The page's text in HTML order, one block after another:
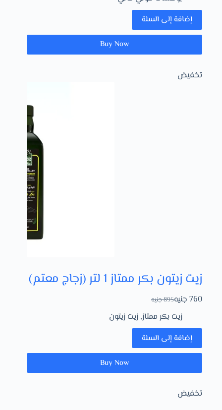
إضافة إلى السلة
Buy Now
تخفيض
زيت زيتون بكر ممتاز 1 لتر (زجاج معتم)
895جنيه 760 جنيه
زيت بكر ممتاز, زيت زيتون
إضافة إلى السلة
Buy Now
تخفيض